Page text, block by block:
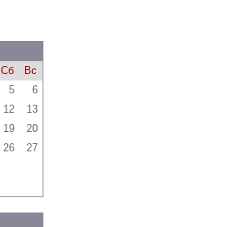
Сб
Вс
5
6
12
13
19
20
26
27